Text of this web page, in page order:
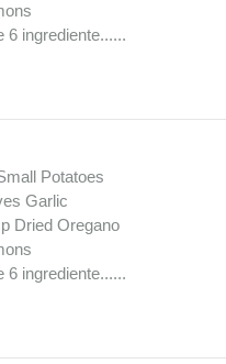
6 ingrediente......
Potatoes
Garlic
Dried Oregano
6 ingrediente......